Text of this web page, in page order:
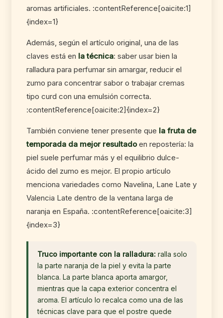
aromas artificiales. :contentReference[oaicite:1]
{index=1}
Además, según el artículo original, una de las
claves está en la técnica: saber usar bien la
ralladura para perfumar sin amargar, reducir el
zumo para concentrar sabor o trabajar cremas
tipo curd con una emulsión correcta.
:contentReference[oaicite:2]{index=2}
También conviene tener presente que la fruta de
temporada da mejor resultadoen repostería: la
piel suele perfumar más y el equilibrio dulce-
ácido del zumo es mejor. El propio artículo
menciona variedades como Navelina, Lane Late y
Valencia Late dentro de la ventana larga de
naranja en España. :contentReference[oaicite:3]
{index=3}
Truco importante con la ralladura: ralla solo
la parte naranja de la piel y evita la parte
blanca. La parte blanca aporta amargor,
mientras que la capa exterior concentra el
aroma. El artículo lo recalca como una de las
técnicas clave para que el postre quede